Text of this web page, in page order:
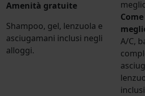
Amenità gratuite
Shampoo, gel, lenzuola e
asciugamani inclusi negli
alloggi.
A/C,